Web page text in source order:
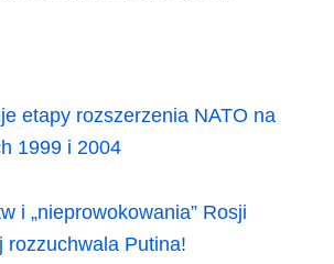
etapy rozszerzenia NATO na
1999 i 2004
i „nieprowokowania” Rosji
rozzuchwala Putina!